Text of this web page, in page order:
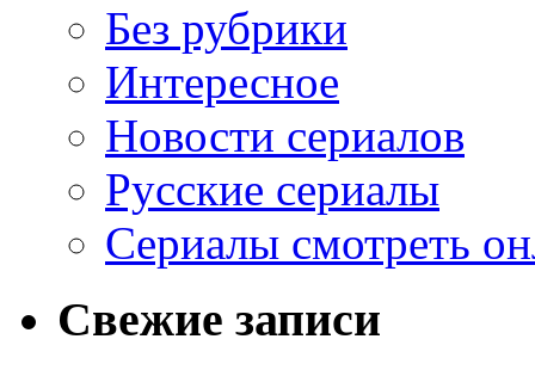
Без рубрики
Интересное
Новости сериалов
Русские сериалы
Сериалы смотреть
Свежие записи